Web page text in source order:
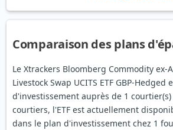
Comparaison des plans
Le Xtrackers Bloomberg Commodity
Livestock Swap UCITS ETF GBP-
d'investissement auprès de 1
courtiers, l'ETF est actuellement
dans le plan d'investissement chez 1